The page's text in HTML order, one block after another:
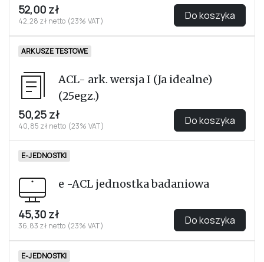
ACL- ark. wyników-kpl.(25egz.)
50,25 zł
40,85 zł netto (23% VAT)
ARKUSZE TESTOWE
ACL- ark.profilowy-kpl(25egz.)
52,00 zł
42,28 zł netto (23% VAT) Do koszyka
ARKUSZE TESTOWE
ACL- ark. wersja I (Ja idealne)
(25egz.)
50,25 zł
40,85 zł netto (23% VAT)